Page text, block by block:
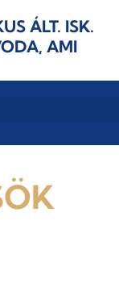
ÁLT. ISK.
AMI